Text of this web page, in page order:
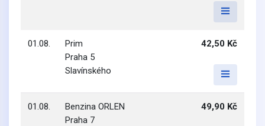
01.08.
Prim
Praha 5
Slavínského
42,50 Kč
01.08.
Benzina ORLEN
Praha 7
49,90 Kč